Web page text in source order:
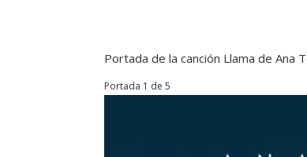
Portada de la canción Llama de Ana
Portada 1 de 5